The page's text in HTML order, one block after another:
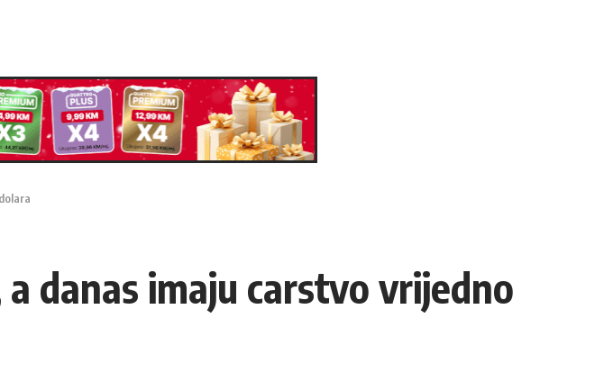
danas imaju carstvo vrijedno